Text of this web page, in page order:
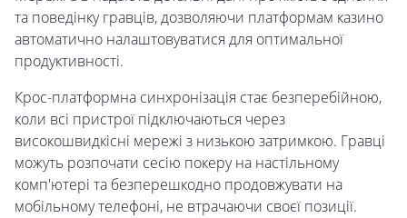
та поведінку гравців, дозволяючи платформам казино
автоматично налаштовуватися для оптимальної
продуктивності.
Крос-платформна синхронізація стає безперебійною,
коли всі пристрої підключаються через
високошвидкісні мережі з низькою затримкою. Гравці
можуть розпочати сесію покеру на настільному
комп'ютері та безперешкодно продовжувати на
мобільному телефоні, не втрачаючи своєї позиції.